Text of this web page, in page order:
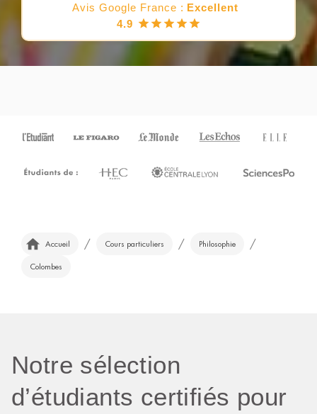
Avis Google France : Excellent
4.9
Accueil / Cours particuliers / Philosophie /
Colombes
Notre sélection
d’étudiants certifiés pour